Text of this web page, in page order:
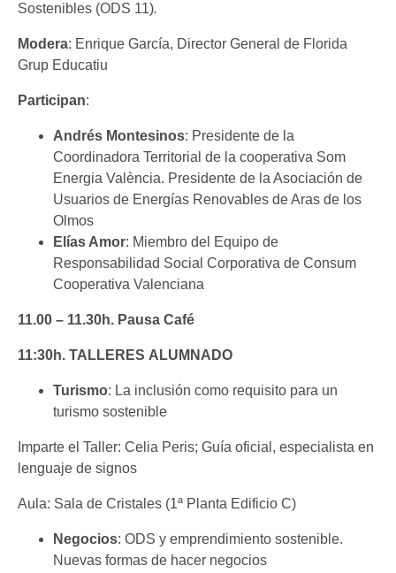
Sostenibles (ODS 11).
Modera: Enrique García, Director General de Florida
Grup Educatiu
Participan:
Andrés Montesinos: Presidente de la
Coordinadora Territorial de la cooperativa Som
Energia València. Presidente de la Asociación de
Usuarios de Energías Renovables de Aras de los
Olmos
Elías Amor: Miembro del Equipo de
Responsabilidad Social Corporativa de Consum
Cooperativa Valenciana
11.00 – 11.30h. Pausa Café
11:30h. TALLERES ALUMNADO
Turismo: La inclusión como requisito para un
turismo sostenible
Imparte el Taller: Celia Peris; Guía oficial, especialista en
lenguaje de signos
Aula: Sala de Cristales (1ª Planta Edificio C)
Negocios: ODS y emprendimiento sostenible.
Nuevas formas de hacer negocios